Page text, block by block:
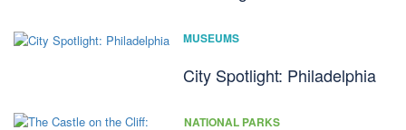
MUSEUMS
City Spotlight: Philadelphia
NATIONAL PARKS